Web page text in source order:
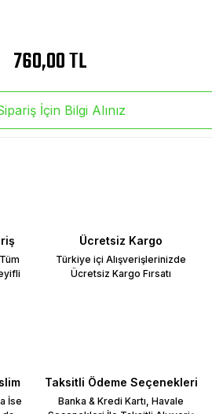
760,00 TL
İçin Bilgi Alınız
Ücretsiz Kargo
Türkiye içi Alışverişlerinizde
Ücretsiz Kargo Fırsatı
İse
Taksitli Ödeme Seçenekleri
Banka & Kredi Kartı, Havale